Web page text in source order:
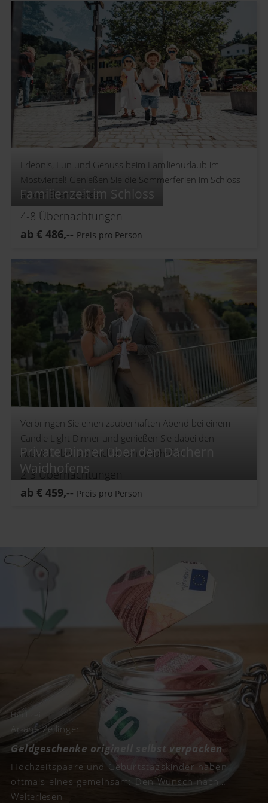
Familienzeit im Schloss
Erlebnis, Fun und Genuss beim Familienurlaub im
Mostviertel! Genießen Sie die Sommerferien im Schloss
an der Eisenstrasse.
4-8 Übernachtungen
ab € 486,-- Preis pro Person
Private Dinner über den Dächern
Waidhofens
Verbringen Sie einen zauberhaften Abend bei einem
Candle Light Dinner und genießen Sie dabei den
Ausblick über die Dächer von Waidhofen.
2-3Übernachtungen
ab € 459,-- Preis pro Person
Hochzeit
Ariane Zeilinger
Geldgeschenke originell selbst verpacken
Hochzeitspaare und Geburtstagskinder haben
oftmals eines gemeinsam: Den Wunsch nach
Geldgeschenken. Wir haben für euch kreative
Weiterlesen